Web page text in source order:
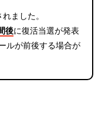
ました。
後に復活当選が発表
ルが前後する場合が